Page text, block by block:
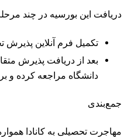
دریافت این بورسیه در چند
تکمیل فرم آنلاین
بعد از دریافت پذیرش
دانشگاه مراجعه کرده و
جمع‌بندی
مهاجرت تحصیلی به کانادا